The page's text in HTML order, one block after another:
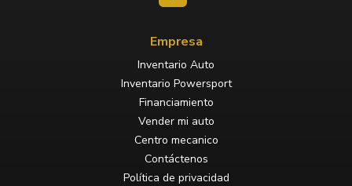
Empresa
Inventario Auto
Inventario Powersport
Financiamiento
Vender mi auto
Centro mecanico
Contáctenos
Política de privacidad